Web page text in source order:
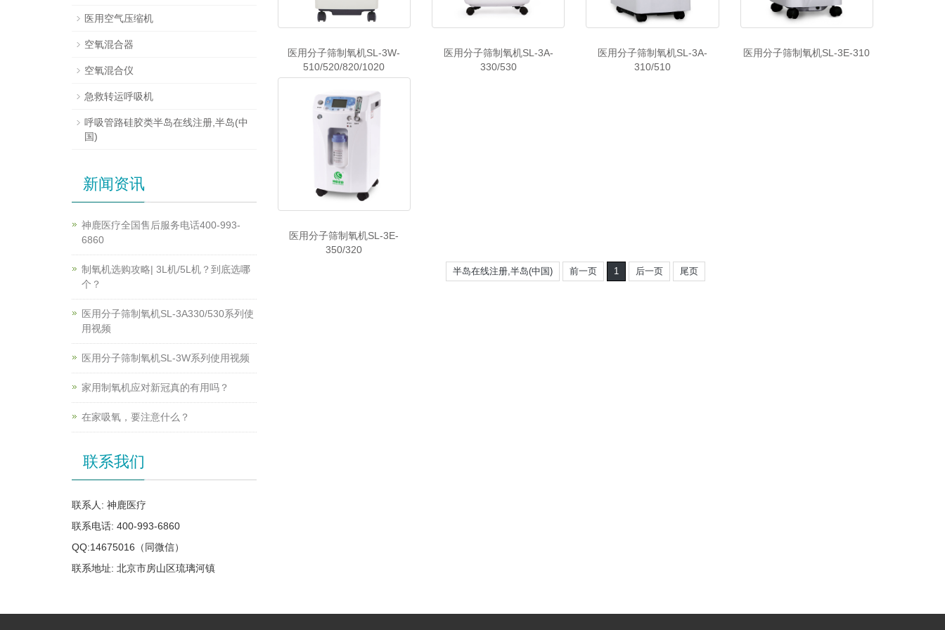
医用分子筛制氧机SL-3W-
510/520/820/1020
医用分子筛制氧机SL-3A-
330/530
医用分子筛制氧机SL-3A-
310/510
医用分子筛制氧机SL-3E-310
医用分子筛制氧机SL-3E-
350/320
半岛在线注册,半岛(中国) 前一页 1 后一页 尾页
医用空气压缩机
空氧混合器
空氧混合仪
急救转运呼吸机
呼吸管路硅胶类半岛在线注册,半岛(中
国)
新闻资讯
神鹿医疗全国售后服务电话400-993-
6860
制氧机选购攻略| 3L机/5L机？到底选哪
个？
医用分子筛制氧机SL-3A330/530系列使
用视频
医用分子筛制氧机SL-3W系列使用视频
家用制氧机应对新冠真的有用吗？
在家吸氧，要注意什么？
联系我们
联系人: 神鹿医疗
联系电话: 400-993-6860
QQ:14675016（同微信）
联系地址: 北京市房山区琉璃河镇